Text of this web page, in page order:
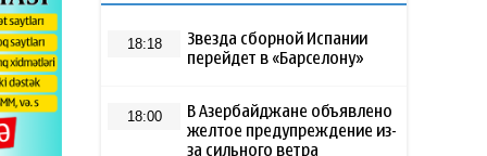
18:18
Звезда сборной Испании
перейдет в «Барселону»
18:00
В Азербайджане объявлено
желтое предупреждение из-
за сильного ветра